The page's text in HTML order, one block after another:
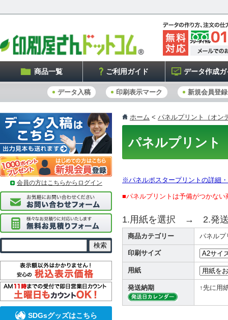
商品一覧 ご利用ガイド データ作成ガ
データ入稿 印刷表示マーク 新規会員登録
ホーム < パネルプリント（オン
パネルプリント
※パネルポスタープリントの詳細
■パネルプリントは予備がつかな
1.用紙を選択 → 2.発
商品カテゴリー パネルプ
印刷サイズ
用紙
発送納期 ↑先に用
会員の方はこちらからログイン
SDGsグッズはこちら